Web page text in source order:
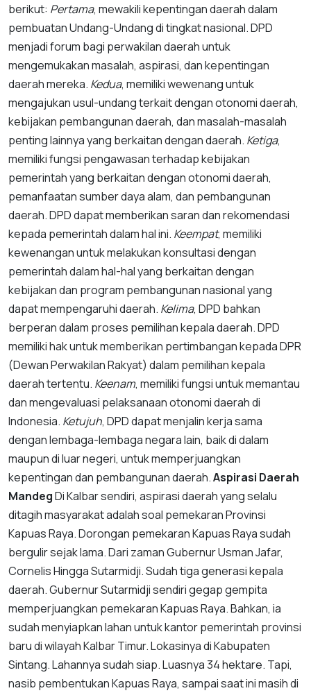
berikut: Pertama, mewakili kepentingan daerah dalam
pembuatan Undang-Undang di tingkat nasional. DPD
menjadi forum bagi perwakilan daerah untuk
mengemukakan masalah, aspirasi, dan kepentingan
daerah mereka. Kedua, memiliki wewenang untuk
mengajukan usul-undang terkait dengan otonomi daerah,
kebijakan pembangunan daerah, dan masalah-masalah
penting lainnya yang berkaitan dengan daerah. Ketiga,
memiliki fungsi pengawasan terhadap kebijakan
pemerintah yang berkaitan dengan otonomi daerah,
pemanfaatan sumber daya alam, dan pembangunan
daerah. DPD dapat memberikan saran dan rekomendasi
kepada pemerintah dalam hal ini. Keempat, memiliki
kewenangan untuk melakukan konsultasi dengan
pemerintah dalam hal-hal yang berkaitan dengan
kebijakan dan program pembangunan nasional yang
dapat mempengaruhi daerah. Kelima, DPD bahkan
berperan dalam proses pemilihan kepala daerah. DPD
memiliki hak untuk memberikan pertimbangan kepada DPR
(Dewan Perwakilan Rakyat) dalam pemilihan kepala
daerah tertentu. Keenam, memiliki fungsi untuk memantau
dan mengevaluasi pelaksanaan otonomi daerah di
Indonesia. Ketujuh, DPD dapat menjalin kerja sama
dengan lembaga-lembaga negara lain, baik di dalam
maupun di luar negeri, untuk memperjuangkan
kepentingan dan pembangunan daerah.Aspirasi Daerah
MandegDi Kalbar sendiri, aspirasi daerah yang selalu
ditagih masyarakat adalah soal pemekaran Provinsi
Kapuas Raya. Dorongan pemekaran Kapuas Raya sudah
bergulir sejak lama. Dari zaman Gubernur Usman Jafar,
Cornelis Hingga Sutarmidji. Sudah tiga generasi kepala
daerah. Gubernur Sutarmidji sendiri gegap gempita
memperjuangkan pemekaran Kapuas Raya. Bahkan, ia
sudah menyiapkan lahan untuk kantor pemerintah provinsi
baru di wilayah Kalbar Timur. Lokasinya di Kabupaten
Sintang. Lahannya sudah siap. Luasnya 34 hektare. Tapi,
nasib pembentukan Kapuas Raya, sampai saat ini masih di